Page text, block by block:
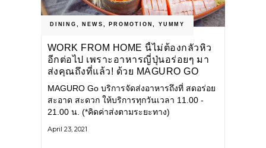
DINING NEWS PROMOTION ,YUMMY
WORK FROM HOME นี้ไม่ต้องกลัวหิว
อีกต่อไป เพราะอาหารญี่ปุ่นอร่อยๆ มา
ส่งคุณถึงที่แล้ว! ด้วย MAGURO GO
MAGURO Go บริการจัดส่งอาหารถึงที่ สดอร่อย
สะอาด สะดวก ให้บริการทุกวันเวลา 11.00 -
21.00 น. (*คิดค่าส่งตามระยะทาง)
April 23, 2021